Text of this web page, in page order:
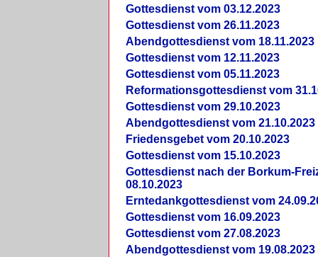
Gottesdienst vom 03.12.2023
Gottesdienst vom 26.11.2023
Abendgottesdienst vom 18.11.2023
Gottesdienst vom 12.11.2023
Gottesdienst vom 05.11.2023
Reformationsgottesdienst vom
Gottesdienst vom 29.10.2023
Abendgottesdienst vom 21.10.2023
Friedensgebet vom 20.10.2023
Gottesdienst vom 15.10.2023
Gottesdienst nach der Borkum-
08.10.2023
Erntedankgottesdienst vom
Gottesdienst vom 16.09.2023
Gottesdienst vom 27.08.2023
Abendgottesdienst vom 19.08.2023